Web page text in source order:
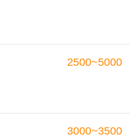
2500~5000
3000~3500